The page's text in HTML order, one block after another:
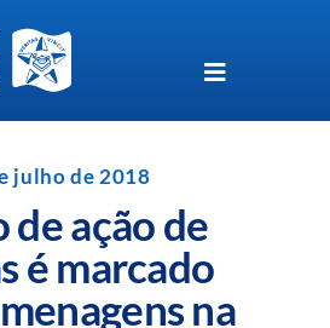
Toggle
Navigation
julho de 2018
de ação de
é marcado
na